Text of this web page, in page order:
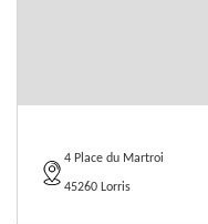
4 Place du Martroi
45260 Lorris